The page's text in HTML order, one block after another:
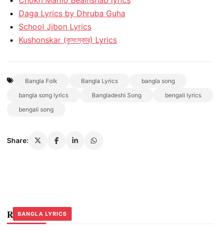
Daga Lyrics by Dhruba Guha
School Jibon Lyrics
Kushonskar (কুসংস্কার) Lyrics
Bangla Folk Bangla Lyrics
bangla song
bangla song lyrics
Bangladeshi Song
bengali lyrics
bengali song
Share:
Related Stories
BANGLA LYRICS
BANGLA LYRICS
BANGLA LYRICS